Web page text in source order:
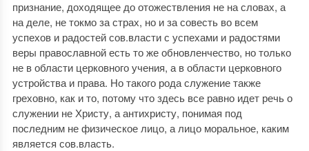
признание, доходящее до отожествления не на словах, а
на деле, не токмо за страх, но и за совесть во всем
успехов и радостей сов.власти с успехами и радостями
веры православной есть то же обновленчество, но только
не в области церковного учения, а в области церковного
устройства и права. Но такого рода служение также
греховно, как и то, потому что здесь все равно идет речь о
служении не Христу, а антихристу, понимая под
последним не физическое лицо, а лицо моральное, каким
является сов.власть.